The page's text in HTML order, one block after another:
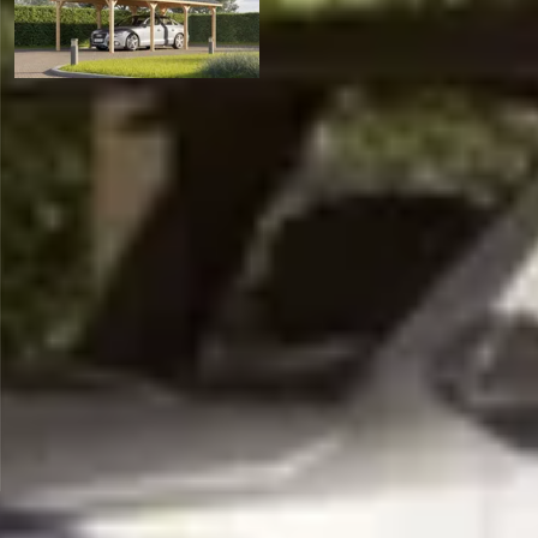
Graed houten carport Single
3.844,-
Hout
undefined afmeting